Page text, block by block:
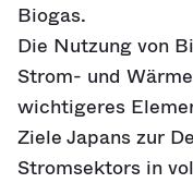
Biogas.
Die Nutzung von
Strom- und
wichtigeres
Ziele Japans zur
Stromsektors in